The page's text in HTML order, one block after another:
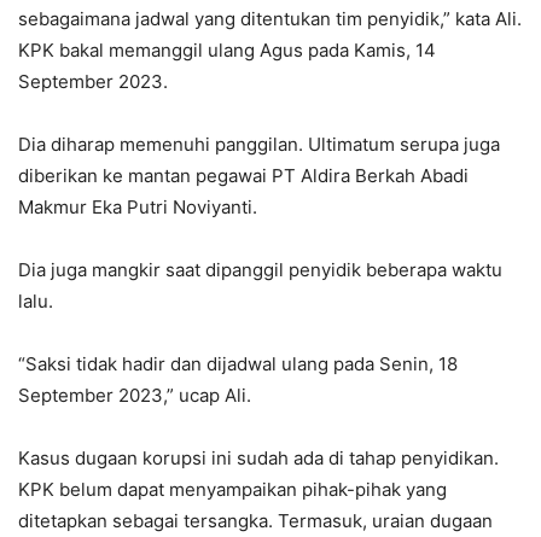
sebagaimana jadwal yang ditentukan tim penyidik,” kata Ali.
KPK bakal memanggil ulang Agus pada Kamis, 14
September 2023.
Dia diharap memenuhi panggilan. Ultimatum serupa juga
diberikan ke mantan pegawai PT Aldira Berkah Abadi
Makmur Eka Putri Noviyanti.
Dia juga mangkir saat dipanggil penyidik beberapa waktu
lalu.
“Saksi tidak hadir dan dijadwal ulang pada Senin, 18
September 2023,” ucap Ali.
Kasus dugaan korupsi ini sudah ada di tahap penyidikan.
KPK belum dapat menyampaikan pihak-pihak yang
ditetapkan sebagai tersangka. Termasuk, uraian dugaan